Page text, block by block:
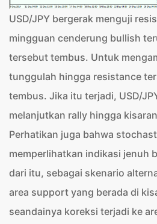
USD/JPY bergerak menguji
mingguan cenderung bullish
tersebut tembus. Untuk
tunggulah hingga resistance
tembus. Jika itu terjadi, USD/
melanjutkan rally hingga
Perhatikan juga bahwa
memperlihatkan indikasi jenuh
dari itu, sebagai skenario
area support yang berada di
seandainya koreksi terjadi ke